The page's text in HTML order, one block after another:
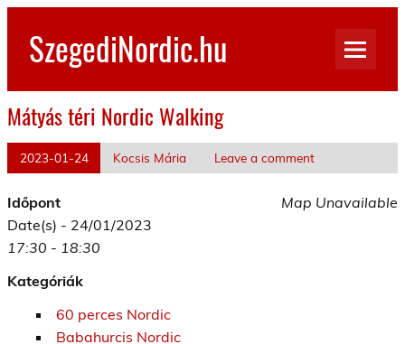
Skip
contentSzegediNordic.hu
Mátyás téri Nordic Walking
2023-01-24 Kocsis Mária Leave a comment
Map Unavailable
Időpont
Date(s) - 24/01/2023
17:30 - 18:30
Kategóriák
60 perces Nordic
Babahurcis Nordic